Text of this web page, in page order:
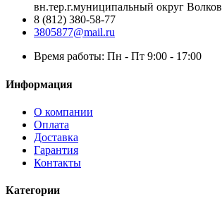
вн.тер.г.муниципальный округ
8 (812) 380-58-77
3805877@mail.ru
Время работы: Пн - Пт 9:00 - 17:00
Информация
О компании
Оплата
Доставка
Гарантия
Контакты
Категории